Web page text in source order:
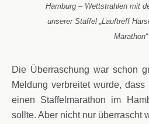
Hamburg – Wettstrahlen mit
unserer Staffel „Lauftreff
Marathon“
Die Überraschung war schon
Meldung verbreitet wurde,
einen Staffelmarathon im
sollte. Aber nicht nur überrascht